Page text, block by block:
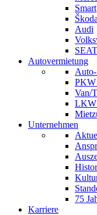
Smart
Škoda
Audi
Autovermietung
PKW
Van/
LKW
Unternehmen
75
Karriere